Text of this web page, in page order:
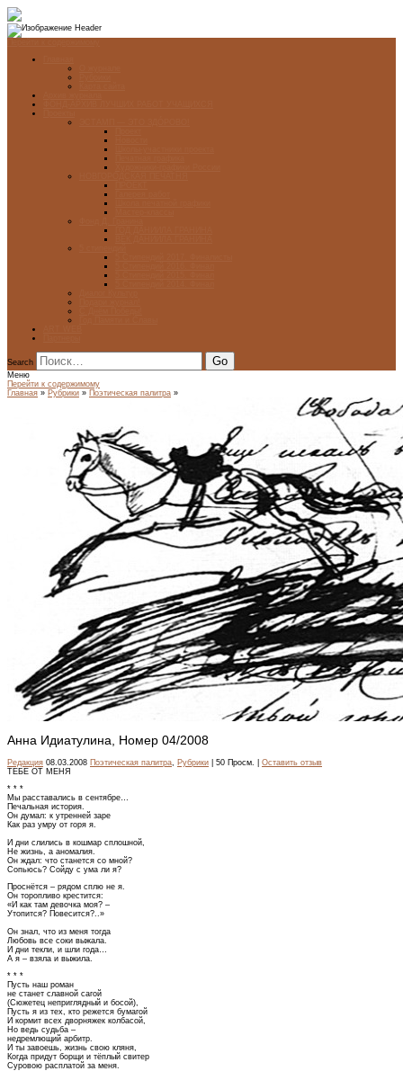
Search
Меню
Перейти к содержимому
Главная » Рубрики » Поэтическая палитра »
Анна Идиатулина, Номер 04/2008
Редакция 08.03.2008 Поэтическая палитра, Рубрики | 50 Просм. | Оставить отзыв
ТЕБЕ ОТ МЕНЯ
* * *
Мы расставались в сентябре…
Печальная история.
Он думал: к утренней заре
Как раз умру от горя я.
И дни слились в кошмар сплошной,
Не жизнь, а аномалия.
Он ждал: что станется со мной?
Сопьюсь? Сойду с ума ли я?
Проснётся – рядом сплю не я.
Он торопливо крестится:
«И как там девочка моя? –
Утопится? Повесится?..»
Он знал, что из меня тогда
Любовь все соки выжала.
И дни текли, и шли года…
А я – взяла и выжила.
* * *
Пусть наш роман
не станет славной сагой
(Сюжетец неприглядный и босой),
Пусть я из тех, кто режется бумагой
И кормит всех дворняжек колбасой,
Но ведь судьба –
недремлющий арбитр.
И ты завоешь, жизнь свою кляня,
Когда придут борщи и тёплый свитер
Суровою расплатой за меня.